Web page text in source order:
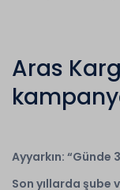
Aras
Ayyarkın: “Günde
Son yıllarda